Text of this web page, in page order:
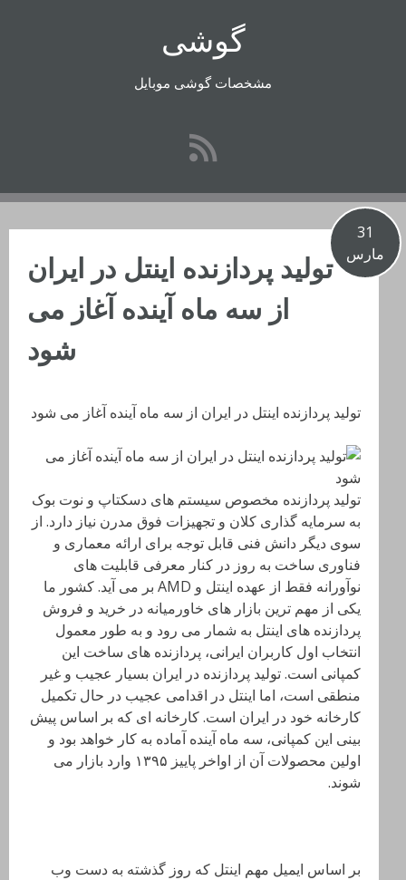
گوشی
مشخصات گوشی موبایل
31
مارس
تولید پردازنده اینتل در ایران
از سه ماه آینده آغاز می
شود
تولید پردازنده اینتل در ایران از سه ماه آینده آغاز می شود
تولید پردازنده مخصوص سیستم های دسکتاپ و نوت بوک
به سرمایه گذاری کلان و تجهیزات فوق مدرن نیاز دارد. از
سوی دیگر دانش فنی قابل توجه برای ارائه معماری و
فناوری ساخت به روز در کنار معرفی قابلیت های
نوآورانه فقط از عهده اینتل و AMD بر می آید. کشور ما
یکی از مهم ترین بازار های خاورمیانه در خرید و فروش
پردازنده های اینتل به شمار می رود و به طور معمول
انتخاب اول کاربران ایرانی، پردازنده های ساخت این
کمپانی است. تولید پردازنده در ایران بسیار عجیب و غیر
منطقی است، اما اینتل در اقدامی عجیب در حال تکمیل
کارخانه خود در ایران است. کارخانه ای که بر اساس پیش
بینی این کمپانی، سه ماه آینده آماده به کار خواهد بود و
اولین محصولات آن از اواخر پاییز ۱۳۹۵ وارد بازار می
شوند.
بر اساس ایمیل مهم اینتل که روز گذشته به دست وب